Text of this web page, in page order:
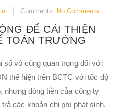
Comments: No Comments
ĐỂ CẢI THIỆN
TOÁN TRƯỞNG
số vô cùng quan trọng đối với
thể hiện trên BCTC với tốc độ
nhưng dòng tiền của công ty
các khoản chi phí phát sinh,